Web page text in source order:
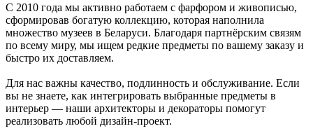
С 2010 года мы активно работаем с фарфором и живописью,
сформировав богатую коллекцию, которая наполнила
множество музеев в Беларуси. Благодаря партнёрским связям
по всему миру, мы ищем редкие предметы по вашему заказу и
быстро их доставляем.
Для нас важны качество, подлинность и обслуживание. Если
вы не знаете, как интегрировать выбранные предметы в
интерьер — наши архитекторы и декораторы помогут
реализовать любой дизайн-проект.